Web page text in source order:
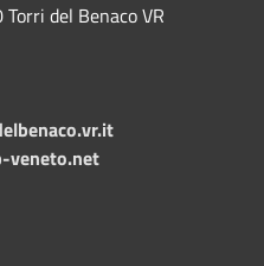
del Benaco VR
veneto.net